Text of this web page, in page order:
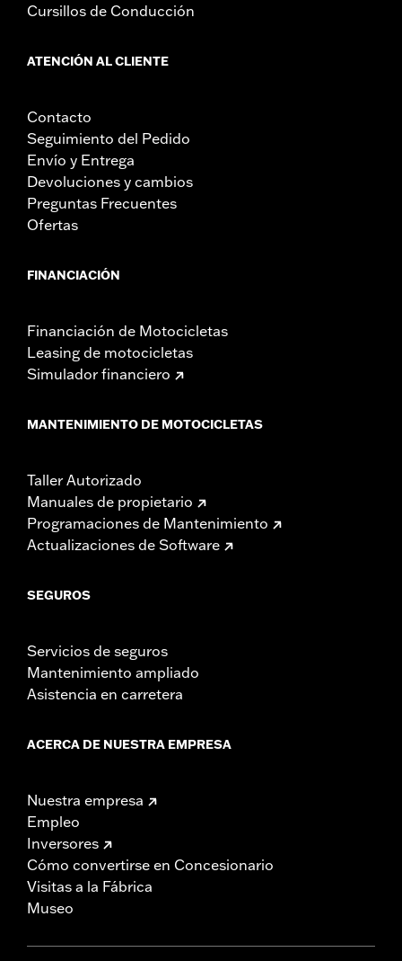
Cursillos de Conducción
ATENCIÓN AL CLIENTE
Contacto
Seguimiento del Pedido
Envío y Entrega
Devoluciones y cambios
Preguntas Frecuentes
Ofertas
FINANCIACIÓN
Financiación de Motocicletas
Leasing de motocicletas
Simulador financiero
MANTENIMIENTO DE MOTOCICLETAS
Taller Autorizado
Manuales de propietario
Programaciones de Mantenimiento
Actualizaciones de Software
SEGUROS
Servicios de seguros
Mantenimiento ampliado
Asistencia en carretera
ACERCA DE NUESTRA EMPRESA
Nuestra empresa
Empleo
Inversores
Cómo convertirse en Concesionario
Visitas a la Fábrica
Museo